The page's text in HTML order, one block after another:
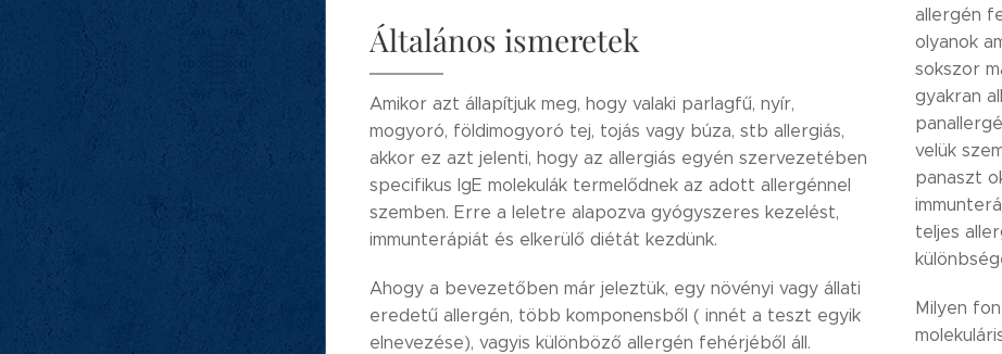
Általános ismeretek
Amikor azt állapítjuk meg, hogy valaki parlagfű, nyír,
mogyoró, földimogyoró tej, tojás vagy búza, stb allergiás,
akkor ez azt jelenti, hogy az allergiás egyén szervezetében
specifikus IgE molekulák termelődnek az adott allergénnel
szemben. Erre a leletre alapozva gyógyszeres kezelést,
immunterápiát és elkerülő diétát kezdünk.
Ahogy a bevezetőben már jeleztük, egy növényi vagy állati
eredetű allergén, több komponensből ( innét a teszt egyik
elnevezése), vagyis különböző allergén fehérjéből áll.
allergén
olyanok
sokszor
gyakran
velük
panaszt
teljes
Milyen